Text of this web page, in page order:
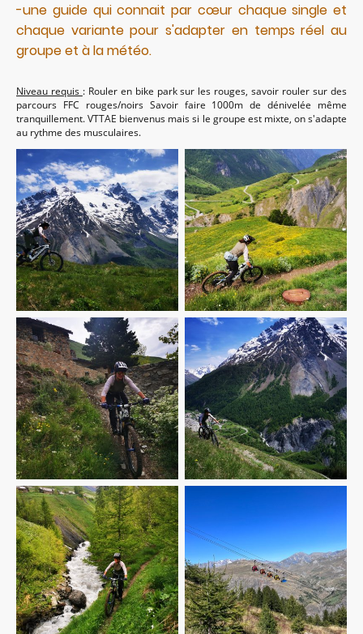
-une guide qui connait par cœur chaque single et
chaque variante pour s'adapter en temps réel au
groupe et à la météo.
Niveau requis : Rouler en bike park sur les rouges, savoir rouler sur des
parcours FFC rouges/noirs Savoir faire 1000m de dénivelée même
tranquillement. VTTAE bienvenus mais si le groupe est mixte, on s'adapte
au rythme des musculaires.